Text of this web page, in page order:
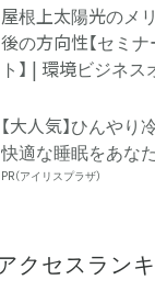
屋根上太陽光のメ
後の方向性【セミ
ト】 | 環境ビジネス
【大人気】ひんやり
快適な睡眠をあなた
PR（アイリスプラザ）
クセスラン